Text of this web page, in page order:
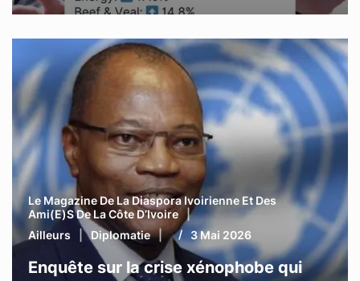
Le Magazine De La Diaspora Ivoirienne Et Des
Ami(e)s De La Côte D’Ivoire
Ailleurs
Diplomatie 3 Mai 2026
Enquête sur la crise xénophobe qui